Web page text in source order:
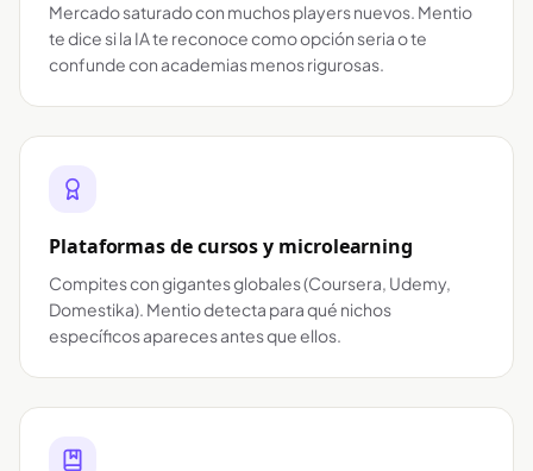
Mercado saturado con muchos players nuevos. Mentio
te dice si la IA te reconoce como opción seria o te
confunde con academias menos rigurosas.
Plataformas de cursos y microlearning
Compites con gigantes globales (Coursera, Udemy,
Domestika). Mentio detecta para qué nichos
específicos apareces antes que ellos.